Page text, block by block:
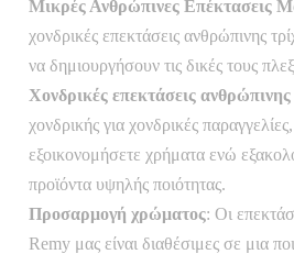
Μικρές Ανθρώπινες Επέκτασεις
χονδρικές επεκτάσεις ανθρώπινης
να δημιουργήσουν τις δικές τους
Χονδρικές επεκτάσεις ανθρώπινης
χονδρικής για χονδρικές
εξοικονομήσετε χρήματα ενώ
προϊόντα υψηλής ποιότητας.
Προσαρμογή χρώματος: Οι
Remy μας είναι διαθέσιμες σε μια